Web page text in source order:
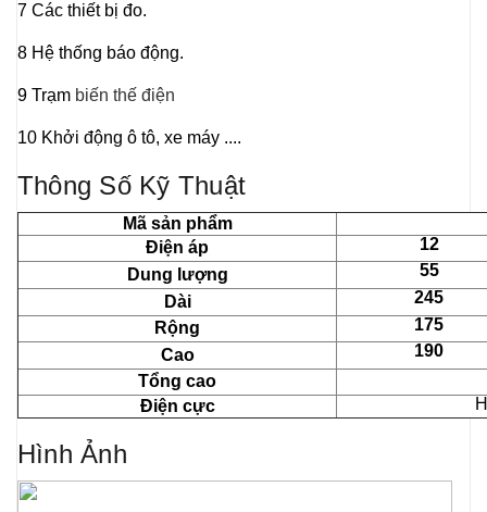
7 Các thiết bị đo.
8 Hệ thống báo động.
9 Trạm biến thế điện
10 Khởi động ô tô, xe máy ....
Thông Số Kỹ Thuật
Mã sản phẩm
Điện áp
12
Dung lượng
55
Dài
245
Rộng
175
Cao
190
Tổng cao
Điện cực
Hình Ảnh